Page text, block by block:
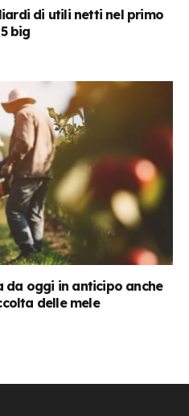
di utili netti nel primo
big
da oggi in anticipo anche
delle mele